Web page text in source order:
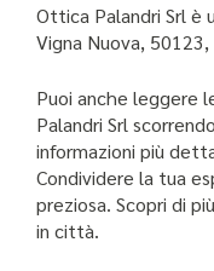
Ottica Palandri Srl è
Vigna Nuova,
Puoi anche leggere
Palandri Srl
informazioni più
Condividere la tua
preziosa. Scopri di
in città.